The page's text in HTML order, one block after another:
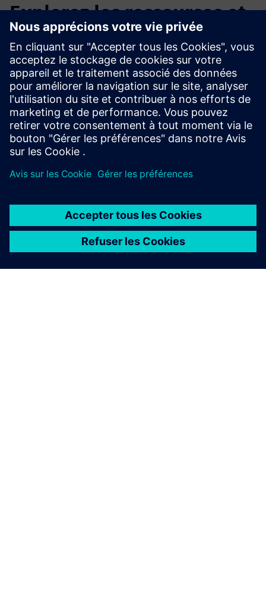
Explorez les ressources et
les produits connexes
Renseignements et ressources
supplémentaires
Stockage de mise en page réseau